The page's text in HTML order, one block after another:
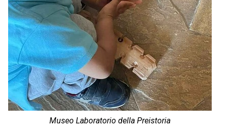
Museo Laboratorio della Preistoria